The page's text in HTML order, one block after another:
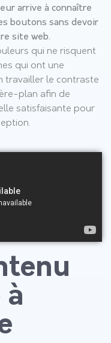
arrive à connaître
boutons sans devoir
site web.
qui ne risquent
qui ont une
travailler le contraste
plan afin de
satisfaisante pour